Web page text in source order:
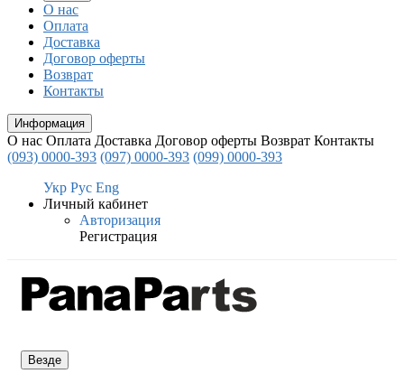
О нас
Оплата
Доставка
Договор оферты
Возврат
Контакты
Информация
О нас Оплата Доставка Договор оферты Возврат Контакты
(093) 0000-393 (097) 0000-393 (099) 0000-393
Укр Рус Eng
Личный кабинет
Авторизация
Регистрация
Везде